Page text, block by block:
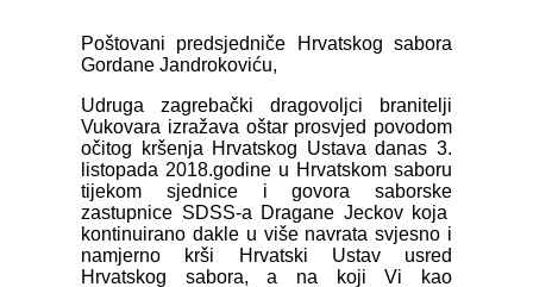
Poštovani predsjedniče Hrvatskog sabora
Gordane Jandrokoviću,
Udruga zagrebački dragovoljci branitelji
Vukovara izražava oštar prosvjed povodom
očitog kršenja Hrvatskog Ustava danas 3.
listopada 2018.godine u Hrvatskom saboru
tijekom sjednice i govora saborske
zastupnice SDSS-a Dragane Jeckov koja
kontinuirano dakle u više navrata svjesno i
namjerno krši Hrvatski Ustav usred
Hrvatskog sabora, a na koji Vi kao